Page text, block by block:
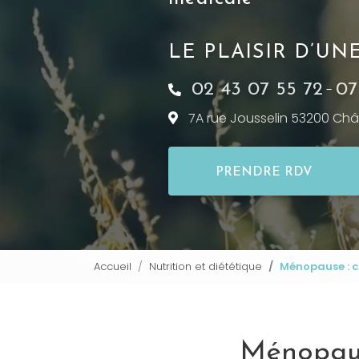
LE PLAISIR
02 43 07 55 72 -
7A rue Jousselin 53200
PRENDRE RDV
Accueil Nutrition et diététique Ménopause :